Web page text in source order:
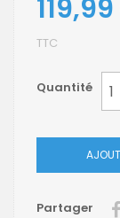
TTC
Quantité
Partager